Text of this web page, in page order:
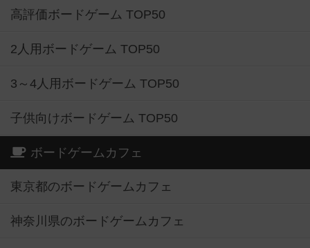
高評価ボードゲーム TOP50
2人用ボードゲーム TOP50
3～4人用ボードゲーム TOP50
子供向けボードゲーム TOP50
ボードゲームカフェ
東京都のボードゲームカフェ
神奈川県のボードゲームカフェ